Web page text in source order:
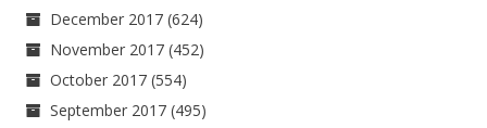
December 2017 (624)
November 2017 (452)
October 2017 (554)
September 2017 (495)